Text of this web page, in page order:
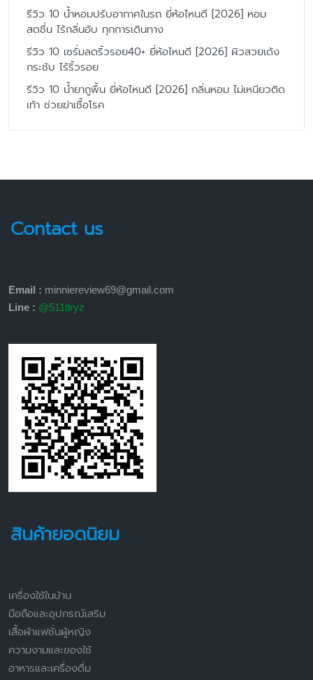
รีวิว 10 น้ำหอมปรับอากาศในรถ ยี่ห้อไหนดี [2026] หอม
สดชื่น ไร้กลิ่นอับ ทุกการเดินทาง
รีวิว 10 เซรั่มลดริ้วรอย40+ ยี่ห้อไหนดี [2026] ผิวสวยเด้ง
กระชับ ไร้ริ้วรอย
รีวิว 10 น้ำยาถูพื้น ยี่ห้อไหนดี [2026] กลิ่นหอม ไม่เหนียวติด
เท้า ช่วยฆ่าเชื้อโรค
Contact us
Email : minniereview69@gmail.com
Line : @511tlryz
สินค้ายอดนิยม
เครื่องใช้ในบ้าน
มือถือและอุปกรณ์เสริม
เสื้อผ้าแฟชั่นผู้หญิง
ความงามและของใช้
อาหารและเครื่องดื่ม